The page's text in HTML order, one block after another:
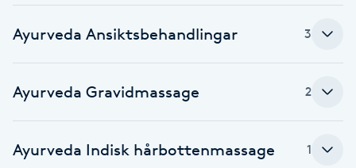
Cryoterapi
D
Ayurveda Ansiktsbehandlingar 3
Ayurveda Gravidmassage 2
Ayurveda Indisk hårbottenmassage 1